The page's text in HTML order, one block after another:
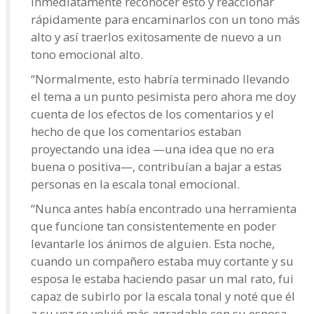
rápidamente para encaminarlos con un tono más
alto y así traerlos exitosamente de nuevo a un
tono emocional alto.
“Normalmente, esto habría terminado llevando
el tema a un punto pesimista pero ahora me doy
cuenta de los efectos de los comentarios y el
hecho de que los comentarios estaban
proyectando una idea —una idea que no era
buena o positiva—, contribuían a bajar a estas
personas en la escala tonal emocional.
“Nunca antes había encontrado una herramienta
que funcione tan consistentemente en poder
levantarle los ánimos de alguien. Esta noche,
cuando un compañero estaba muy cortante y su
esposa le estaba haciendo pasar un mal rato, fui
capaz de subirlo por la escala tonal y noté que él